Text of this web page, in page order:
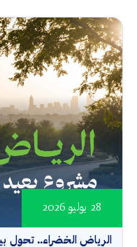
الرياض الخضراء.. تحول
28 يوليو 2026